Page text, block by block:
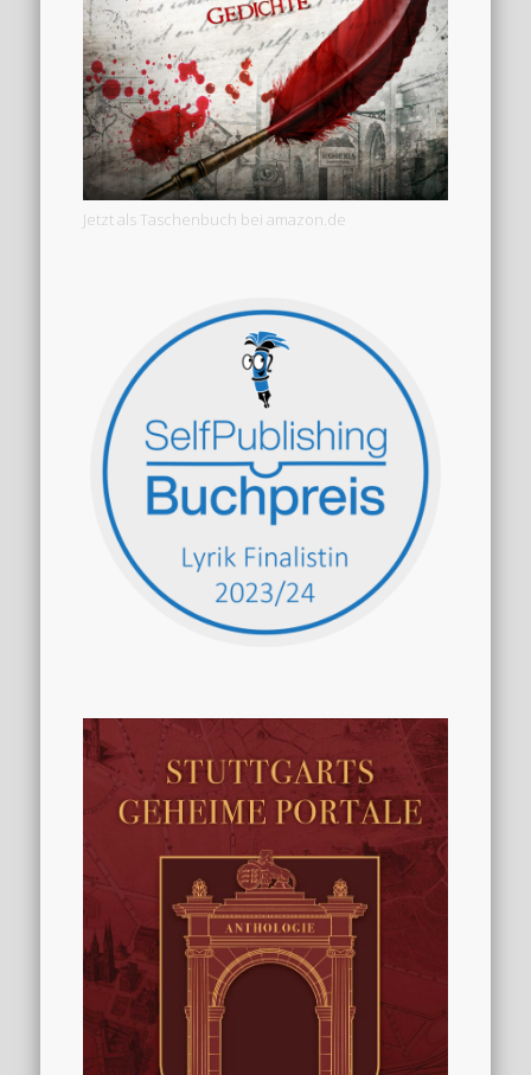
Jetzt als Taschenbuch bei amazon.de